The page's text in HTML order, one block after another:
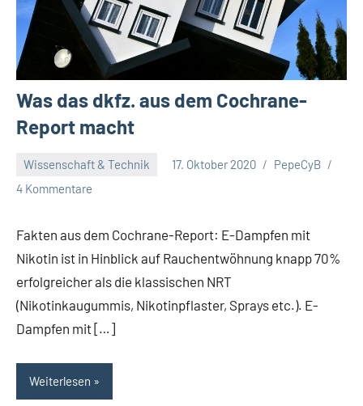
Was das dkfz. aus dem Cochrane-
Report macht
Wissenschaft & Technik 17. Oktober 2020
PepeCyB
4 Kommentare
Fakten aus dem Cochrane-Report: E-Dampfen mit
Nikotin ist in Hinblick auf Rauchentwöhnung knapp 70%
erfolgreicher als die klassischen NRT
(Nikotinkaugummis, Nikotinpflaster, Sprays etc.). E-
Dampfen mit […]
Weiterlesen